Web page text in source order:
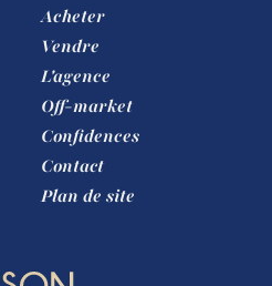
Acheter
Vendre
L'agence
Off-market
Confidences
Contact
Plan de site